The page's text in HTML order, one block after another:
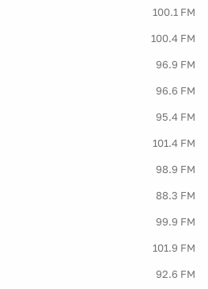
100.1 FM
100.4 FM
96.9 FM
96.6 FM
95.4 FM
101.4 FM
98.9 FM
88.3 FM
99.9 FM
101.9 FM
92.6 FM